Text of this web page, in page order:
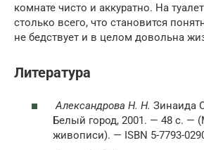
комнате чисто и аккуратно. На
столько всего, что становится
не бедствует и в целом довольна
Литература
Александрова Н. Н. Зинаида
Белый город, 2001. — 48 с. —
живописи). — ISBN 5-7793-